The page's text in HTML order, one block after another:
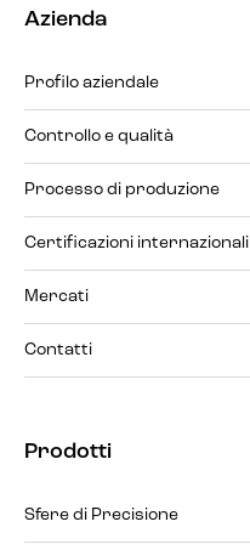
Azienda
Profilo aziendale
Controllo e qualità
Processo di produzione
Certificazioni internazionali
Mercati
Contatti
Prodotti
Sfere di Precisione